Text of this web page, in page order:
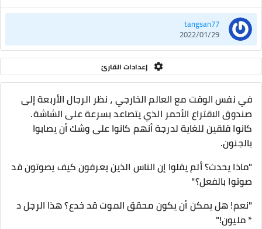
tangsan77
2022/01/29
إعدادات القارئ
في نفس الوقت مع العالم الخارجي ، نظر الرجال الأربعة إلى
صندوق الاقتراع الأحمر الذي يتصاعد بسرعة على الشاشة.
كانوا قلقين للغاية لدرجة أنهم كانوا على وشك أن يصابوا
بالجنون.
"ماذا يحدث؟ ألم يقلوا إن الناس الذين يعرفون كيف يصوتون قد
صوتوا بالفعل؟"
"نعم! هل يمكن أن يكون محقق الموت قد خدع؟ هذا الرجل د
* مليون!"